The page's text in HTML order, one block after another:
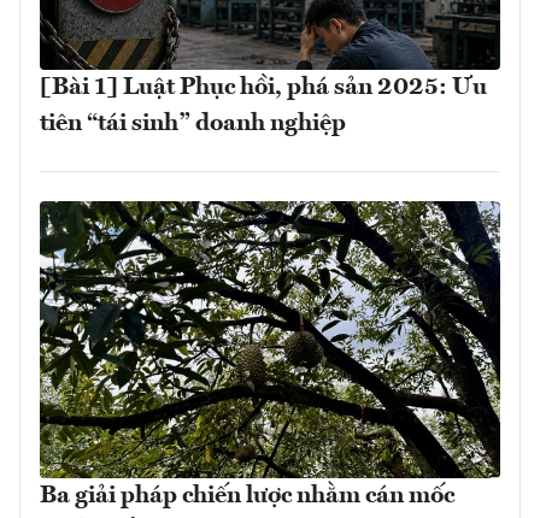
[Bài 1] Luật Phục hồi, phá sản 2025: Ưu
tiên “tái sinh” doanh nghiệp
Ba giải pháp chiến lược nhằm cán mốc